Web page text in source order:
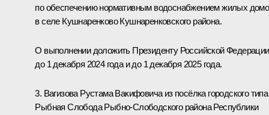
по обеспечению нормативным водоснабжением жилых
в селе Кушнаренково Кушнаренковского района.
О выполнении доложить Президенту Российской Федерации
до 1 декабря 2024 года и до 1 декабря 2025 года.
3. Вагизова Рустама Вакифовича из посёлка городского типа
Рыбная Слобода Рыбно-Слободского района Республики